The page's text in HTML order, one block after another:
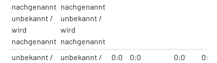
nachgenannt
unbekannt /
wird
nachgenannt
nachgenannt
unbekannt /
wird
nachgenannt
unbekannt /
unbekannt /
0:0 0:0 0:0 0:0